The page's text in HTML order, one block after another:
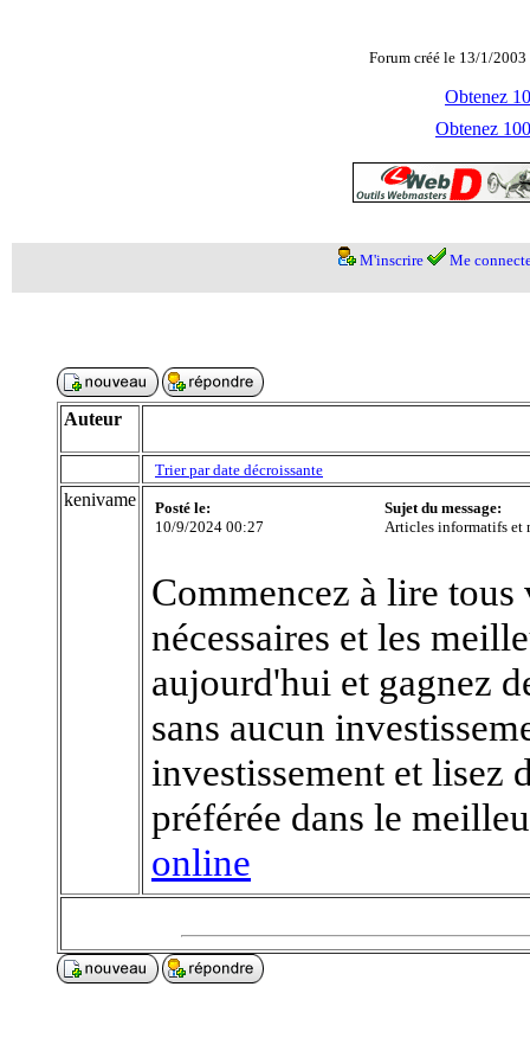
Forum créé le 13/1/
Obtenez
Obtenez
M'inscrire Me
Auteur
Trier par date décroissante
kenivame
Posté le:
10/9/2024 00:27
Sujet du message:
Articles informatifs et
Commencez à lire
nécessaires et les
aujourd'hui et gagnez
sans aucun
investissement et lisez
préférée dans le
online